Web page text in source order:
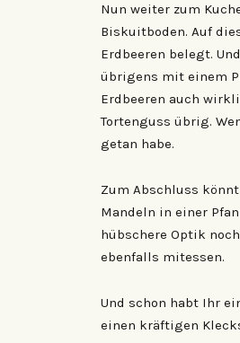
Nun weiter zum
Biskuitboden. Auf
Erdbeeren belegt.
übrigens mit einem
Erdbeeren auch
Tortenguss übrig.
getan habe.
Zum Abschluss
Mandeln in einer
hübschere Optik
ebenfalls mitessen.
Und schon habt Ihr
einen kräftigen